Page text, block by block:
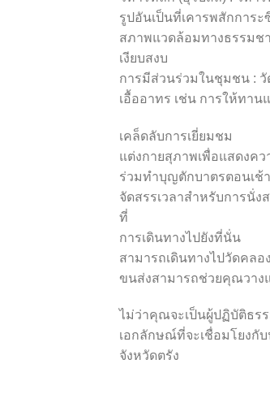
รูปอันเป็นที่เคารพสักการ
สภาพแวดล้อมทางธรรมช
เงียบสงบ
การมีส่วนร่วมในชุมชน :
เอื้ออาทร เช่น การให้ทา
เคล็ดลับการเยี่ยมชม
แต่งกายสุภาพเพื่อแสดงค
ร่วมทำบุญตักบาตรตอนเช้
จัดสรรเวลาสำหรับการนั่ง
ที่
การเดินทางไปยังที่นั่น
สามารถเดินทางไปวัดคล
ขนส่งสามารถช่วยคุณวาง
ไม่ว่าคุณจะเป็นผู้ปฏิบัติธร
เอกลักษณ์ที่จะเชื่อมโยงกั
จังหวัดตรัง